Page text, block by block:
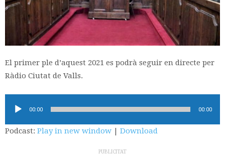
El primer ple d’aquest 2021 es podrà seguir en directe per
Ràdio Ciutat de Valls.
d'àudio00:00 00:00
Podcast: Play in new window | Download
PUBLICITAT